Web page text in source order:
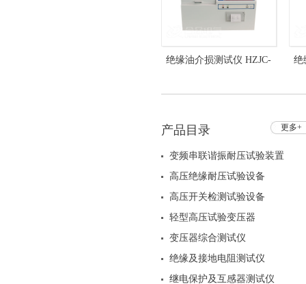
绝缘油介损测试仪 HZJC- 绝
更多+
产品目录
变频串联谐振耐压试验装置
高压绝缘耐压试验设备
高压开关检测试验设备
轻型高压试验变压器
变压器综合测试仪
绝缘及接地电阻测试仪
继电保护及互感器测试仪